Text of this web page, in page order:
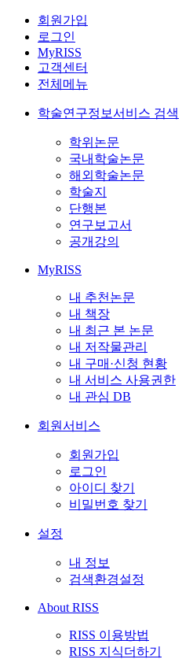
회원가입
로그인
MyRISS
고객센터
전체메뉴
학술연구정보서비스 검색
학위논문
국내학술논문
해외학술논문
학술지
단행본
연구보고서
공개강의
MyRISS
내 추천논문
내 책장
내 최근 본 논문
내 저작물관리
내 구매·신청 현황
내 서비스 사용권한
내 관심 DB
회원서비스
회원가입
로그인
아이디 찾기
비밀번호 찾기
설정
내 정보
검색환경설정
About RISS
RISS 이용방법
RISS 지식더하기